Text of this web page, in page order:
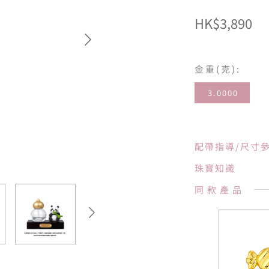
HK$3,890
金重(克):
3.0000
配帶指導/尺寸
珠寶知識
同款產品